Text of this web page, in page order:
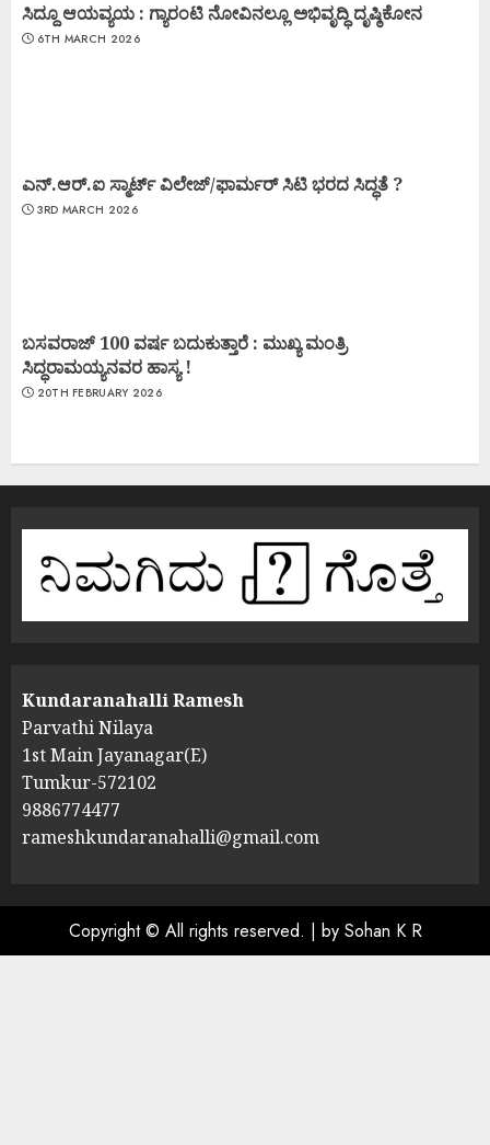
ಸಿದ್ದೂ ಆಯವ್ಯಯ : ಗ್ಯಾರಂಟಿ ನೋವಿನಲ್ಲೂ ಅಭಿವೃದ್ಧಿ ದೃಷ್ಠಿಕೋನ
6TH MARCH 2026
ಎನ್.ಆರ್.ಐ ಸ್ಮಾರ್ಟ್ ವಿಲೇಜ್/ಫಾರ್ಮರ್ ಸಿಟಿ ಭರದ ಸಿದ್ಧತೆ ?
3RD MARCH 2026
ಬಸವರಾಜ್ 100 ವರ್ಷ ಬದುಕುತ್ತಾರೆ : ಮುಖ್ಯ ಮಂತ್ರಿ
ಸಿದ್ಧರಾಮಯ್ಯನವರ ಹಾಸ್ಯ !
20TH FEBRUARY 2026
Kundaranahalli Ramesh
Parvathi Nilaya
1st Main Jayanagar(E)
Tumkur-572102
9886774477
rameshkundaranahalli@gmail.com
Copyright © All rights reserved. | by Sohan K R